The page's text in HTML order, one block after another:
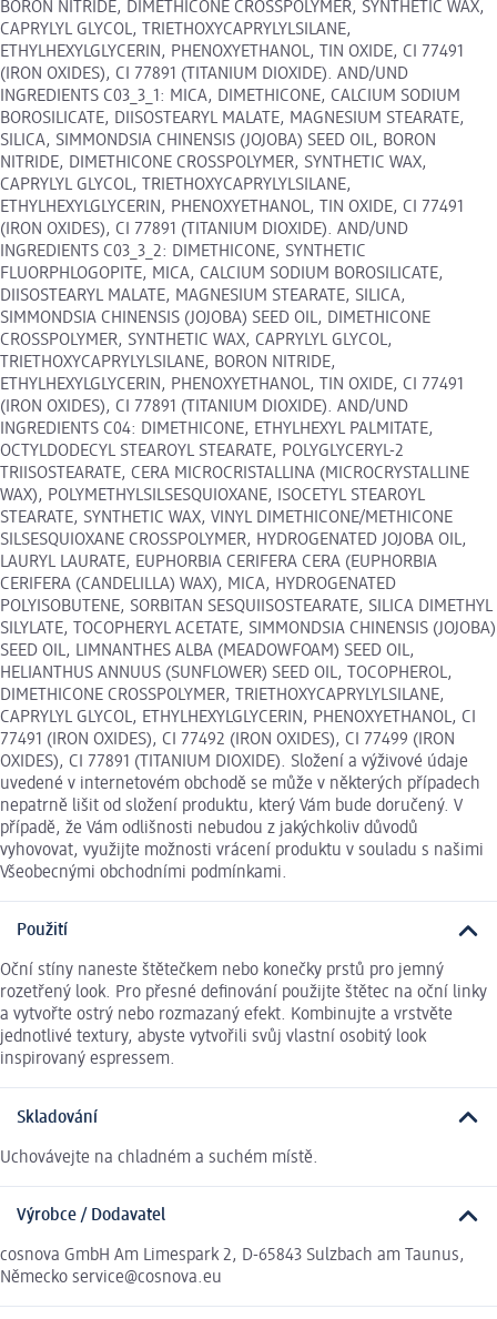
BORON NITRIDE, DIMETHICONE CROSSPOLYMER, SYNTHETIC WAX,
CAPRYLYL GLYCOL, TRIETHOXYCAPRYLYLSILANE,
ETHYLHEXYLGLYCERIN, PHENOXYETHANOL, TIN OXIDE, CI 77491
(IRON OXIDES), CI 77891 (TITANIUM DIOXIDE). AND/UND
INGREDIENTS C03_3_1: MICA, DIMETHICONE, CALCIUM SODIUM
BOROSILICATE, DIISOSTEARYL MALATE, MAGNESIUM STEARATE,
SILICA, SIMMONDSIA CHINENSIS (JOJOBA) SEED OIL, BORON
NITRIDE, DIMETHICONE CROSSPOLYMER, SYNTHETIC WAX,
CAPRYLYL GLYCOL, TRIETHOXYCAPRYLYLSILANE,
ETHYLHEXYLGLYCERIN, PHENOXYETHANOL, TIN OXIDE, CI 77491
(IRON OXIDES), CI 77891 (TITANIUM DIOXIDE). AND/UND
INGREDIENTS C03_3_2: DIMETHICONE, SYNTHETIC
FLUORPHLOGOPITE, MICA, CALCIUM SODIUM BOROSILICATE,
DIISOSTEARYL MALATE, MAGNESIUM STEARATE, SILICA,
SIMMONDSIA CHINENSIS (JOJOBA) SEED OIL, DIMETHICONE
CROSSPOLYMER, SYNTHETIC WAX, CAPRYLYL GLYCOL,
TRIETHOXYCAPRYLYLSILANE, BORON NITRIDE,
ETHYLHEXYLGLYCERIN, PHENOXYETHANOL, TIN OXIDE, CI 77491
(IRON OXIDES), CI 77891 (TITANIUM DIOXIDE). AND/UND
INGREDIENTS C04: DIMETHICONE, ETHYLHEXYL PALMITATE,
OCTYLDODECYL STEAROYL STEARATE, POLYGLYCERYL-2
TRIISOSTEARATE, CERA MICROCRISTALLINA (MICROCRYSTALLINE
WAX), POLYMETHYLSILSESQUIOXANE, ISOCETYL STEAROYL
STEARATE, SYNTHETIC WAX, VINYL DIMETHICONE/METHICONE
SILSESQUIOXANE CROSSPOLYMER, HYDROGENATED JOJOBA OIL,
LAURYL LAURATE, EUPHORBIA CERIFERA CERA (EUPHORBIA
CERIFERA (CANDELILLA) WAX), MICA, HYDROGENATED
POLYISOBUTENE, SORBITAN SESQUIISOSTEARATE, SILICA DIMETHYL
SILYLATE, TOCOPHERYL ACETATE, SIMMONDSIA CHINENSIS (JOJOBA)
SEED OIL, LIMNANTHES ALBA (MEADOWFOAM) SEED OIL,
HELIANTHUS ANNUUS (SUNFLOWER) SEED OIL, TOCOPHEROL,
DIMETHICONE CROSSPOLYMER, TRIETHOXYCAPRYLYLSILANE,
CAPRYLYL GLYCOL, ETHYLHEXYLGLYCERIN, PHENOXYETHANOL, CI
77491 (IRON OXIDES), CI 77492 (IRON OXIDES), CI 77499 (IRON
OXIDES), CI 77891 (TITANIUM DIOXIDE). Složení a výživové údaje
uvedené v internetovém obchodě se může v některých případech
nepatrně lišit od složení produktu, který Vám bude doručený. V
případě, že Vám odlišnosti nebudou z jakýchkoliv důvodů
vyhovovat, využijte možnosti vrácení produktu v souladu s našimi
Všeobecnými obchodními podmínkami.
Použití
Oční stíny naneste štětečkem nebo konečky prstů pro jemný
rozetřený look. Pro přesné definování použijte štětec na oční linky
a vytvořte ostrý nebo rozmazaný efekt. Kombinujte a vrstvěte
jednotlivé textury, abyste vytvořili svůj vlastní osobitý look
inspirovaný espressem.
Skladování
Uchovávejte na chladném a suchém místě.
Výrobce / Dodavatel
cosnova GmbH Am Limespark 2, D-65843 Sulzbach am Taunus,
Německo service@cosnova.eu